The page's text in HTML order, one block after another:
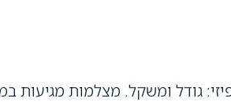
גודל ומשקל. מצלמות מגיעות